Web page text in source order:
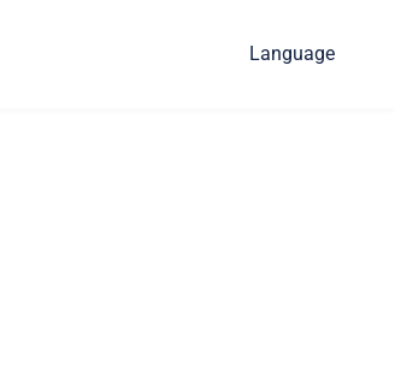
Language